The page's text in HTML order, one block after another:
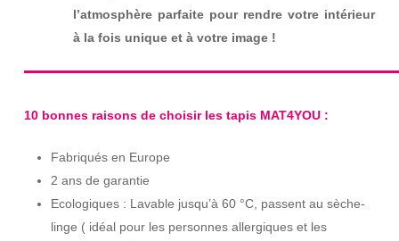
l’atmosphère parfaite pour rendre votre intérieur
à la fois unique et à votre image !
10 bonnes raisons de choisir les tapis MAT4YOU :
Fabriqués en Europe
2 ans de garantie
Ecologiques : Lavable jusqu’à 60 °C, passent au sèche-
linge ( idéal pour les personnes allergiques et les